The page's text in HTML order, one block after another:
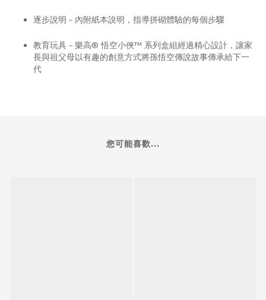
逐步說明－內附紙本說明，指導拼砌體驗的每個步驟
教育玩具－樂高® 悟空小俠™ 系列盒組經過精心設計，讓家
長與祖父母以有趣的創意方式將孫悟空傳說故事傳承給下一
代
您可能喜歡...